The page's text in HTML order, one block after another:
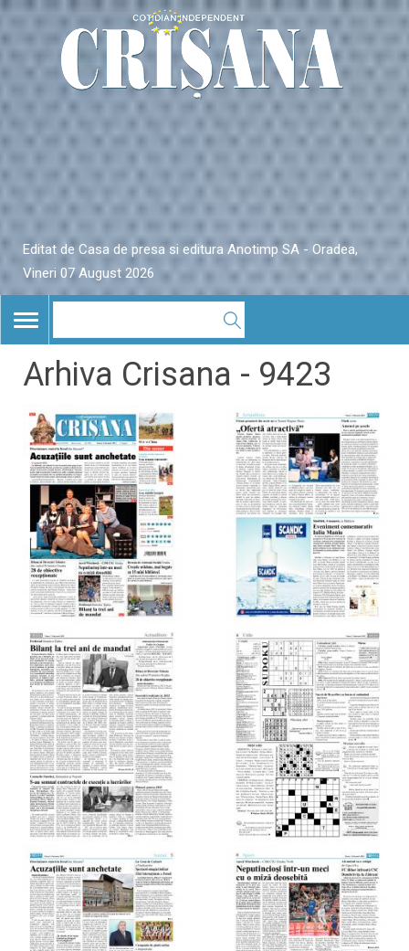
Editat de Casa de presa si editura Anotimp SA - Oradea,
Vineri 07 August 2026
TOGGLE
NAVIGATION
Arhiva Crisana - 9423